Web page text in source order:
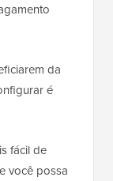
da
é
fácil de
você possa